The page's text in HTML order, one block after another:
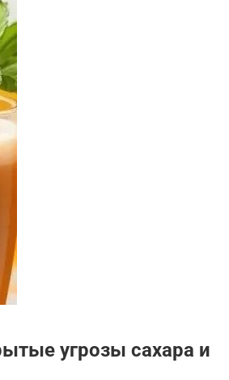
угрозы сахара и